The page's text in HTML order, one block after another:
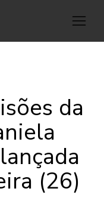
da
(26)